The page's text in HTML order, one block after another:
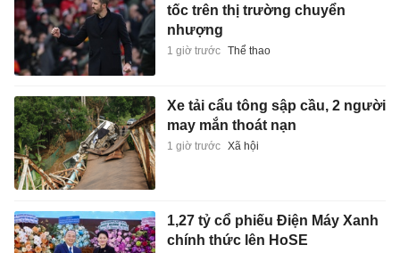
tốc trên thị trường chuyển
nhượng
1 giờ trước Thể thao
Xe tải cẩu tông sập cầu, 2 người
may mắn thoát nạn
1 giờ trước Xã hội
1,27 tỷ cổ phiếu Điện Máy Xanh
chính thức lên HoSE